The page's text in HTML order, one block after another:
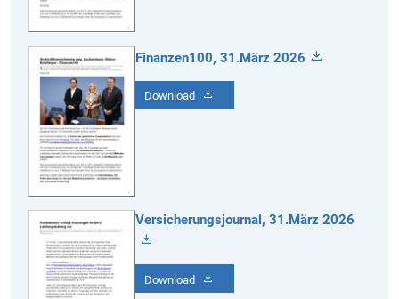
Finanzen100, 31.März 2026
Download
Versicherungsjournal, 31.März 2026
Download